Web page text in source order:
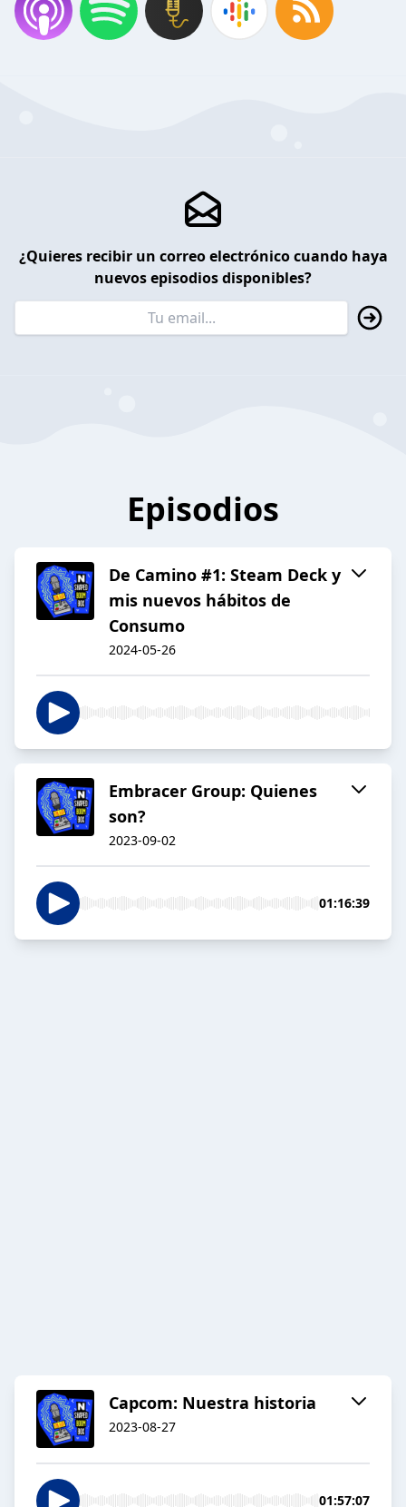
¿Quieres recibir un correo electrónico cuando haya
nuevos episodios disponibles?
Episodios
De Camino #1: Steam Deck y
mis nuevos hábitos de
Consumo
2024-05-26
Embracer Group: Quienes
son?
2023-09-02
01:16:39
Capcom: Nuestra historia
2023-08-27
01:57:07